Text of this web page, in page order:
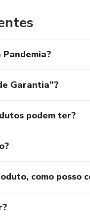
Garantia”?
podem ter?
como posso